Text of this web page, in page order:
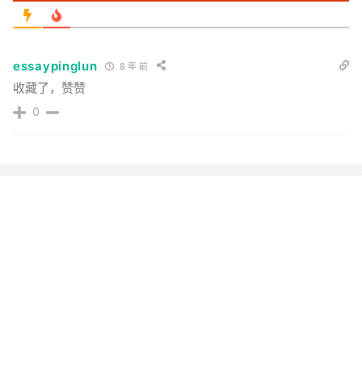
essaypinglun 8 年 前
收藏了，赞赞
0